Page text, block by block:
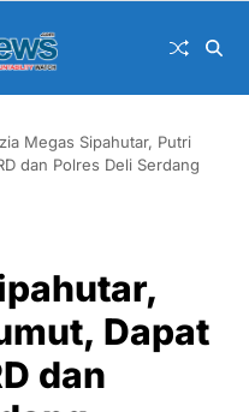
Megas Sipahutar, Putri
dan Polres Deli Serdang
Dapat
dan